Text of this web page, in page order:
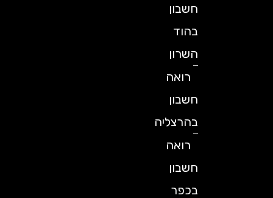
חשבון
בהוד
השרון
רואה
חשבון
בהרצליה
רואה
חשבון
בכפר